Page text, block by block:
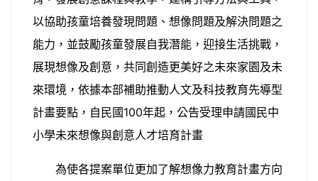
以協助孩童培養發現問題、想像問題及解決問題之
能力，並鼓勵孩童發展自我潛能，迎接生活挑戰，
展現想像及創意，共同創造更美好之未來家園及未
來環境，依據本部補助推動人文及科技教育先導型
計畫要點，自民國100年起，公告受理申請國民中
小學未來想像與創意人才培育計畫
為使各提案單位更加了解想像力教育計畫方向